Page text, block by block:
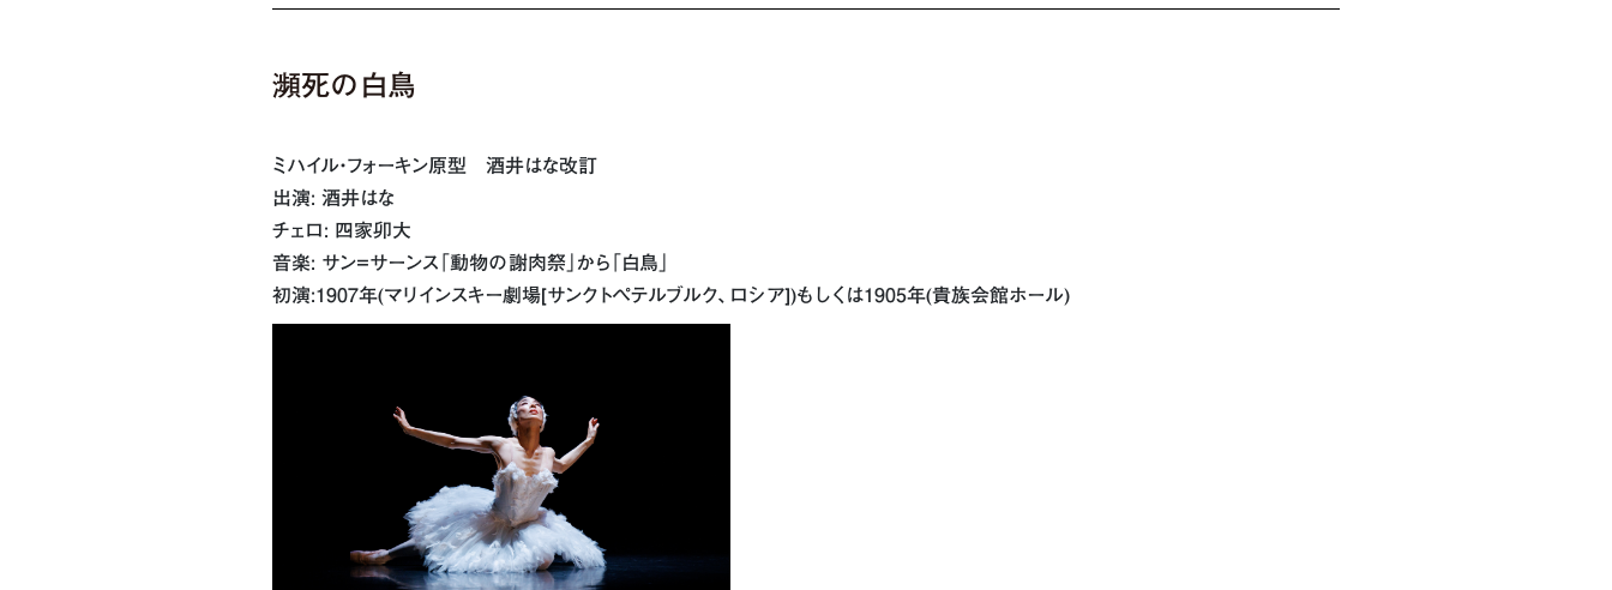
瀕死の白鳥
ミハイル・フォーキン原型 酒井はな改訂
出演: 酒井はな
チェロ: 四家卯大
音楽: サン=サーンス「動物の謝肉祭」から「白鳥」
初演:1907年(マリインスキー劇場[サンクトペテルブルク、ロシア])もしくは1905年(貴族会館ホール)